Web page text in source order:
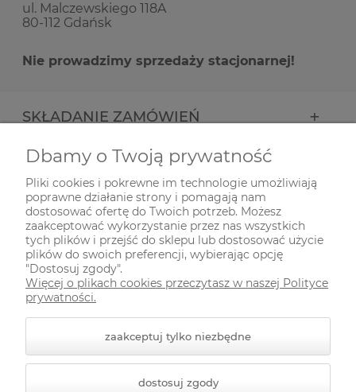
ul. Malczewskiego 118A
80-112 Gdańsk
Nie prowadzimy sprzedaży stacjonarnej!
SKŁADANIE ZAMÓWIEŃ
INFORMACJE
ODWIEDŹ NAS NA
Dbamy o Twoją prywatność
Pliki cookies i pokrewne im technologie umożliwiają
poprawne działanie strony i pomagają nam
dostosować ofertę do Twoich potrzeb. Możesz
zaakceptować wykorzystanie przez nas wszystkich
tych plików i przejść do sklepu lub dostosować użycie
plików do swoich preferencji, wybierając opcję
"Dostosuj zgody".
Więcej o plikach cookies przeczytasz w naszej Polityce
prywatności.
zaakceptuj tylko niezbędne
dostosuj zgody